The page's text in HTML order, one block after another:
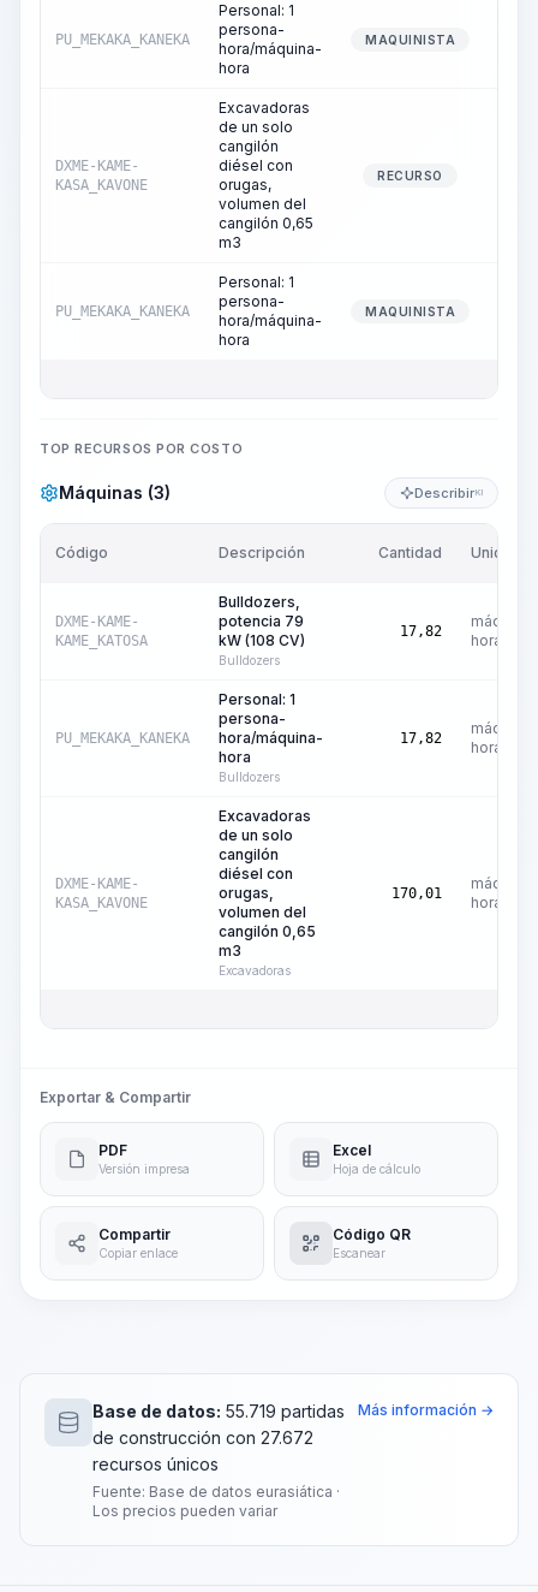
PU_MEKAKA_KANEKA
Personal: 1
persona-
hora/máquina-
hora
MAQUINISTA
DXME-KAME-
KASA_KAVONE
Excavadoras
de un solo
cangilón
diésel con
orugas,
volumen del
cangilón 0,65
m3
RECURSO
PU_MEKAKA_KANEKA
Personal: 1
persona-
hora/máquina-
hora
MAQUINISTA
TOP RECURSOS POR COSTO
Máquinas (3) DescribirKI
Código Descripción Cantidad Unidad
DXME-KAME-
KAME_KATOSA
Bulldozers,
potencia 79
kW (108 CV)
Bulldozers
17,82
máquina-
hora
PU_MEKAKA_KANEKA
Personal: 1
persona-
hora/máquina-
hora
Bulldozers
17,82
máquina-
hora
DXME-KAME-
KASA_KAVONE
Excavadoras
de un solo
cangilón
diésel con
orugas,
volumen del
cangilón 0,65
m3
Excavadoras
170,01
máquina-
hora
Exportar & Compartir
PDF
Versión impresa
Excel
Hoja de cálculo
Compartir
Copiar enlace
Código QR
Escanear
Base de datos: 55.719 partidas
de construcción con 27.672
recursos únicos
Fuente: Base de datos eurasiática ·
Los precios pueden variar
Más información →